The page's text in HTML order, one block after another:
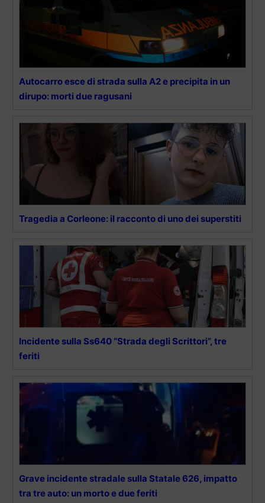
Autocarro esce di strada sulla A2 e precipita in un
dirupo: morti due ragusani
Tragedia a Corleone: il racconto di uno dei superstiti
Incidente sulla Ss640 “Strada degli Scrittori”, tre
feriti
Grave incidente stradale sulla Statale 626, impatto
tra tre auto: un morto e due feriti